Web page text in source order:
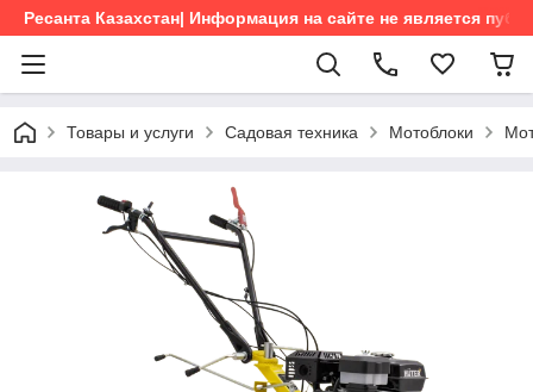
Ресанта Казахстан| Информация на сайте не является
Товары и услуги Садовая техника Мотоблоки